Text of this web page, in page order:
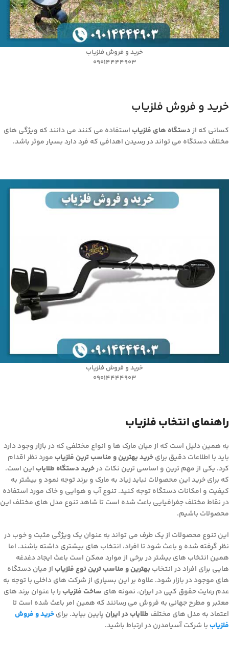
خرید و فروش فلزیاب
09014444903
خرید و فروش فلزیاب
کسانی که ازدستگاه های فلزیاباستفاده می کنند می دانند که ویژگی های
مختلف دستگاه می تواند در رسیدن اهدافی که فرد دارد بسیار موثر باشد.
خرید و فروش فلزیاب
09014444903
راهنمای انتخاب فلزیاب
به همین دلیل است که از میان مارک ها و انواع مختلفی که در بازار وجود دارد
باید با اطلاعات دقیق برایخرید بهترین و مناسب ترین فلزیابمورد نظر اقدام
کرد. یکی از مهم ترین و اساسی ترین نکات درخرید دستگاه طلایاباین است.
که برای خرید این محصولات نباید زیاد به مارک و برند توجه نمود و بیشتر به
کیفیت و امکانات دستگاه توجه کنید. تنوع آب و هوایی و خاک مورد استفاده
در نقاط مختلف جغرافیایی باعث شده است تا شاهد تنوع مدل های مختلف این
محصولات باشیم.
این تنوع محصولات از یک طرف می تواند به عنوان یک ویژگی مثبت و خوب در
نظر گرفته شده و باعث شود تا افراد، انتخاب های بیشتری داشته باشند. اما
همین انتخاب های بیشتر در برخی از موارد ممکن است باعث ایجاد دغدغه
هایی برای افراد در انتخاب بهترین و مناسب ترین نوع فلزیاباز میان دستگاه
های موجود در بازار شود. علاوه بر این بسیاری از شرکت های داخلی با توجه به
عدم رعایت حقوق کپی در ایران، نمونه های ساخت فلزیابرا با عنوان برند های
معتبر و مطرح جهانی به فروش می رسانند که همین امر باعث شده است تا
اعتماد به مدل های مختلف طلایاب در ایرانپایین بیاید. برایخرید و فروش
فلزیاببا شرکت آسیامدرن در ارتباط باشید.